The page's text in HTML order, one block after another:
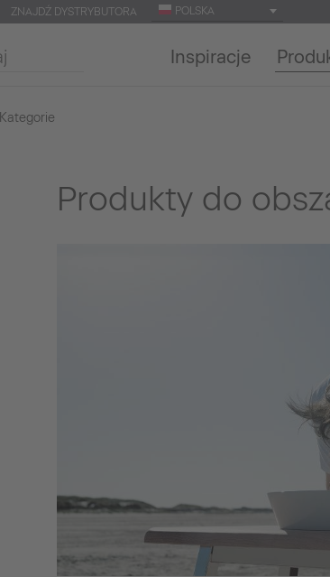
ZNAJDŹ DYSTRYBUTORA POLSKA
Inspiracje
Kategorie
Produkty do